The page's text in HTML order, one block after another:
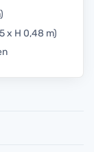
x H 0,48 m)